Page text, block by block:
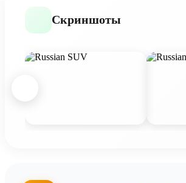
Скриншоты